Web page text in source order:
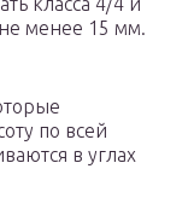
менее 15 мм.
по всей
в углах